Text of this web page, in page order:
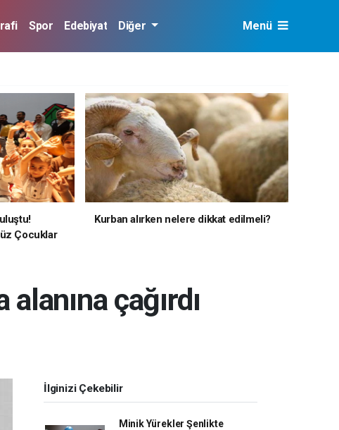
Spor Edebiyat Diğer Menü
Çocuklar
Kurban alırken nelere dikkat edilmeli?
çağırdı
İlginizi Çekebilir
Minik Yürekler Şenlikte